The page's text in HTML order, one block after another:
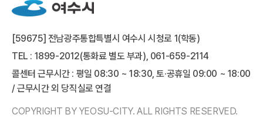
[59675] 전남광주통합특별시 여수시 시청로 1(학동)
TEL : 1899-2012(통화료 별도 부과), 061-659-2114
콜센터 근무시간 : 평일 08:30 ~ 18:30, 토·공휴일 09:00 ~ 18:00
/ 근무시간 외 당직실로 연결
COPYRIGHT BY YEOSU-CITY. ALL RIGHTS RESERVED.